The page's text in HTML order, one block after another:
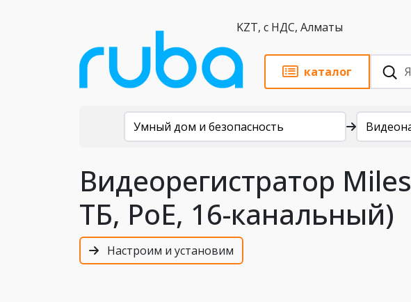
KZT, с НДС, Алматы
каталог
Каталог
Умный дом и безопасность
Видеорегистратор
ТБ, PoE, 16-канальный)
Настроим и установим